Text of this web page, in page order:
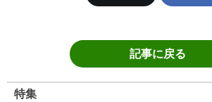
記事に戻る
特集